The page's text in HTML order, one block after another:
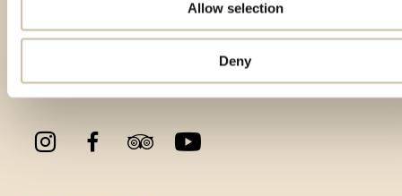
Allow selection
Deny